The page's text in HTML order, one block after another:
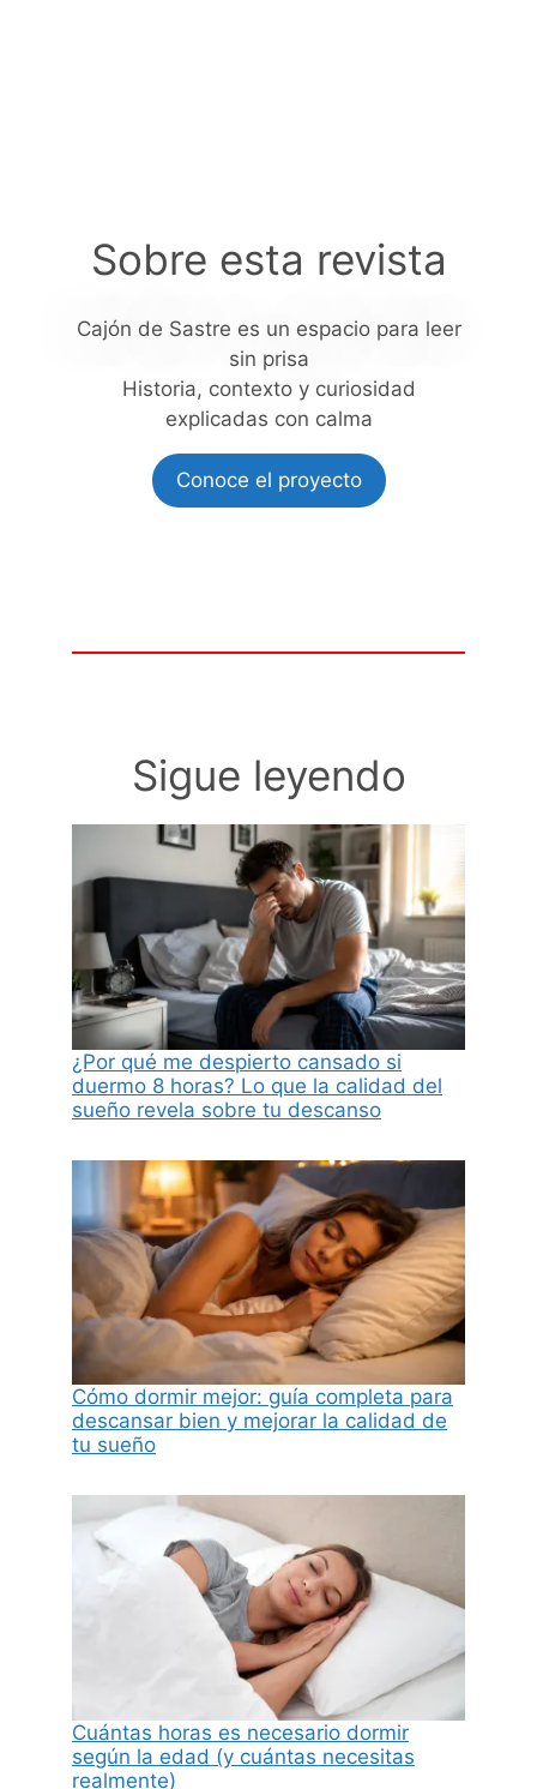
Sobre esta revista
Cajón de Sastre es un espacio para leer
sin prisa
Historia, contexto y curiosidad
explicadas con calma
Conoce el proyecto
Sigue leyendo
¿Por qué me despierto cansado si
duermo 8 horas? Lo que la calidad del
sueño revela sobre tu descanso
Cómo dormir mejor: guía completa para
descansar bien y mejorar la calidad de
tu sueño
Cuántas horas es necesario dormir
según la edad (y cuántas necesitas
realmente)